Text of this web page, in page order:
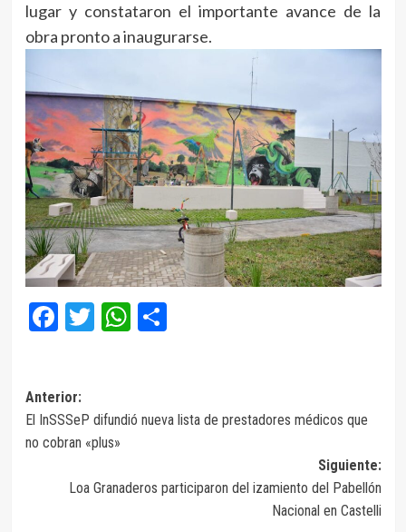
lugar y constataron el importante avance de la
obra pronto a inaugurarse.
Facebook
Twitter
WhatsApp
Compartir
Navegación
de
entradas
Anterior:
El InSSSeP difundió nueva lista de prestadores médicos que
no cobran «plus»
Siguiente:
Loa Granaderos participaron del izamiento del Pabellón
Nacional en Castelli